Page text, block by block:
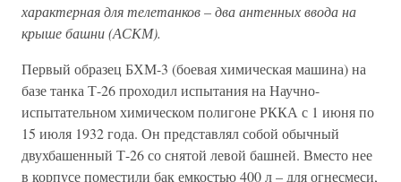
характерная для телетанков – два антенных ввода на
крыше башни (АСКМ).
Первый образец БХМ-3 (боевая химическая машина) на
базе танка Т-26 проходил испытания на Научно-
испытательном химическом полигоне РККА с 1 июня по
15 июля 1932 года. Он представлял собой обычный
двухбашенный Т-26 со снятой левой башней. Вместо нее
в корпусе поместили бак емкостью 400 л – для огнесмеси,